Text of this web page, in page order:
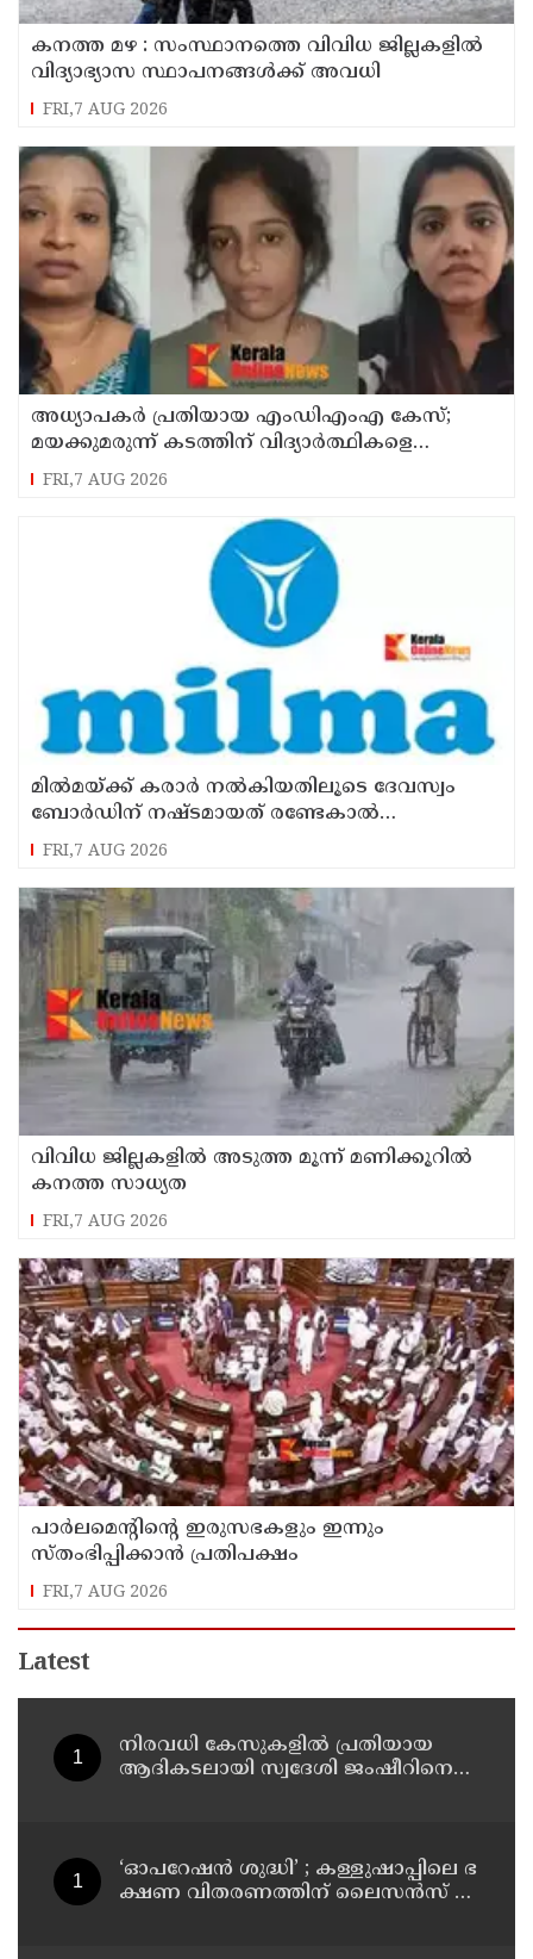
കനത്ത മഴ : സംസ്ഥാനത്തെ വിവിധ ജില്ലകളിൽ
വിദ്യാഭ്യാസ സ്ഥാപനങ്ങൾക്ക് അവധി
FRI,7 AUG 2026
അധ്യാപകര്‍ പ്രതിയായ എംഡിഎംഎ കേസ്;
മയക്കുമരുന്ന് കടത്തിന് വിദ്യാര്‍ത്ഥികളെ
ഉപയോഗിച്ചോ എന്ന് സംശയം
FRI,7 AUG 2026
മില്‍മയ്ക്ക് കരാര്‍ നല്‍കിയതിലൂടെ ദേവസ്വം
ബോര്‍ഡിന് നഷ്ടമായത് രണ്ടേകാല്‍
കോടിയിലധികം രൂപ
FRI,7 AUG 2026
വിവിധ ജില്ലകളില്‍ അടുത്ത മൂന്ന് മണിക്കൂറില്‍
കനത്ത സാധ്യത
FRI,7 AUG 2026
പാര്‍ലമെന്റിന്റെ ഇരുസഭകളും ഇന്നും
സ്തംഭിപ്പിക്കാന്‍ പ്രതിപക്ഷം
FRI,7 AUG 2026
Latest
നിരവധി കേസുകളിൽ പ്രതിയായ
ആദികടലായി സ്വദേശി ജംഷീറിനെ
‘ഓ​പ​റേ​ഷ​ൻ ശു​ദ്ധി’ ; ക​ള്ളു​ഷാ​പ്പി​ലെ ഭ​
ക്ഷ​ണ വി​ത​ര​ണ​ത്തി​ന് ലൈ​സ​ൻ​സ് നി​